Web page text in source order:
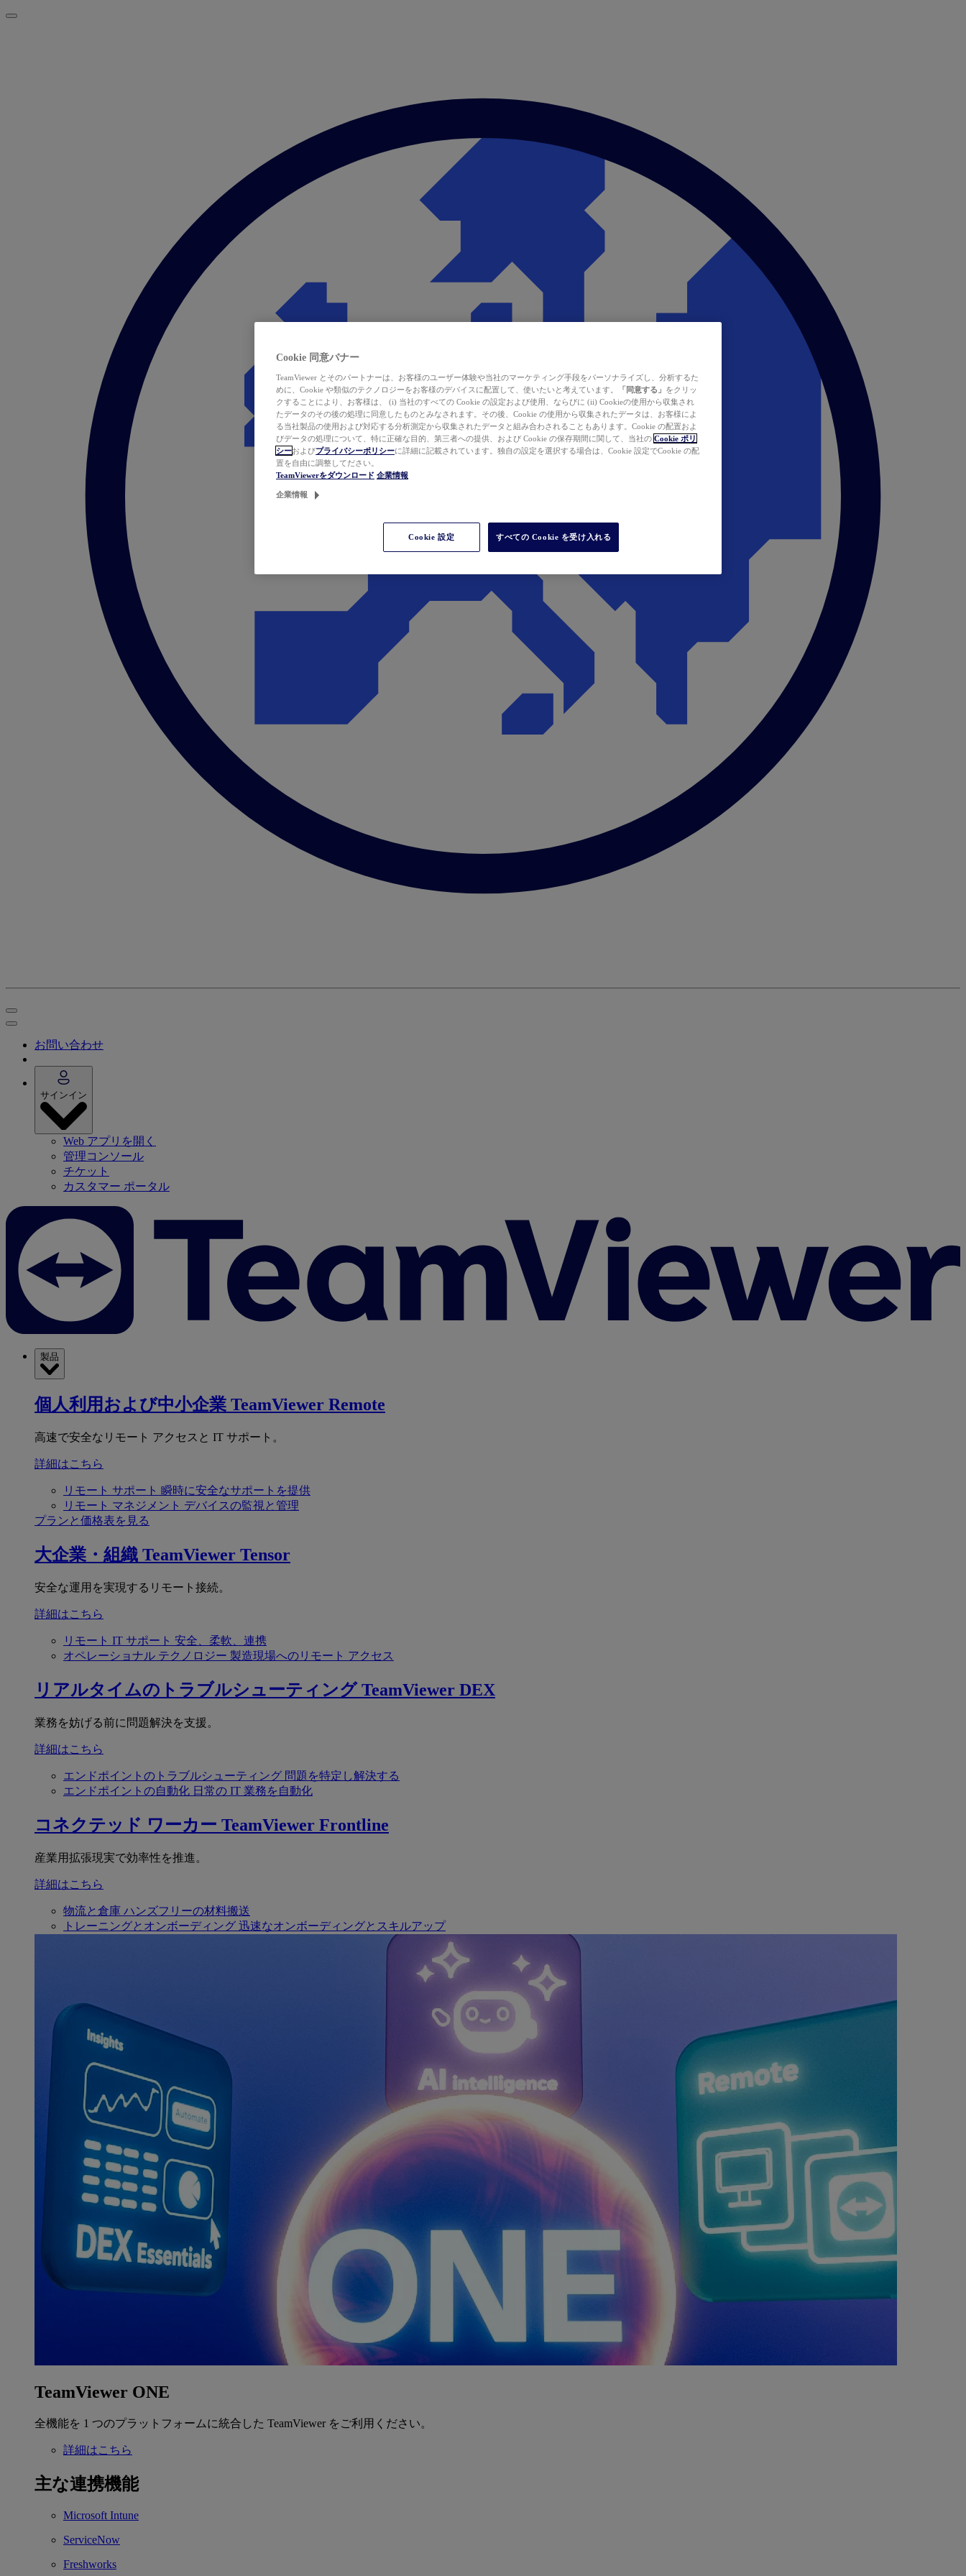
お問い合わせ
サインイン
Web アプリを開く
管理コンソール
チケット
カスタマー ポータル
製品
個人利用および中小企業 TeamViewer Remote
高速で安全なリモート アクセスと IT サポート。
詳細はこちら
リモート サポート 瞬時に安全なサポートを提供
リモート マネジメント デバイスの監視と管理
プランと価格表を見る
大企業・組織 TeamViewer Tensor
安全な運用を実現するリモート接続。
詳細はこちら
リモート IT サポート 安全、柔軟、連携
オペレーショナル テクノロジー 製造現場へのリモート アクセス
リアルタイムのトラブルシューティング TeamViewer DEX
業務を妨げる前に問題解決を支援。
詳細はこちら
エンドポイントのトラブルシューティング 問題を特定し解決する
エンドポイントの自動化 日常の IT 業務を自動化
コネクテッド ワーカー TeamViewer Frontline
産業用拡張現実で効率性を推進。
詳細はこちら
物流と倉庫 ハンズフリーの材料搬送
トレーニングとオンボーディング 迅速なオンボーディングとスキルアップ
TeamViewer ONE
全機能を 1 つのプラットフォームに統合した TeamViewer をご利用ください。
詳細はこちら
主な連携機能
Microsoft Intune
ServiceNow
Freshworks
Cookie 同意バナー
TeamViewer とそのパートナーは、お客様のユーザー体験や当社のマーケティング手段をパーソナライズし、分析するた
めに、Cookie や類似のテクノロジーをお客様のデバイスに配置して、使いたいと考えています。
「同意する」 をクリッ
クすることにより、お客様は、 (i) 当社のすべての Cookie の設定および使用、ならびに (ii) Cookieの使用から収集され
たデータのその後の処理に同意したものとみなされます。その後、Cookie の使用から収集されたデータは、お客様によ
る当社製品の使用および対応する分析測定から収集されたデータと組み合わされることもあります。Cookie の配置およ
びデータの処理について、特に正確な目的、第三者への提供、および Cookie の保存期間に関して、当社の Cookie ポリ
シーおよびプライバシーポリシーに詳細に記載されています。独自の設定を選択する場合は、Cookie 設定でCookie の配
置を自由に調整してださい。
TeamViewerをダウンロード 企業情報
企業情報
Cookie 設定 すべての Cookie を受け入れる